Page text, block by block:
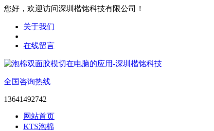
您好，欢迎访问深圳楷铭科技有限公司！
关于我们
在线留言
全国咨询热线
13641492742
网站首页
KTS泡棉